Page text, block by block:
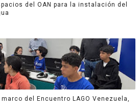
del OAN para la instalación del
del Encuentro LAGO Venezuela,